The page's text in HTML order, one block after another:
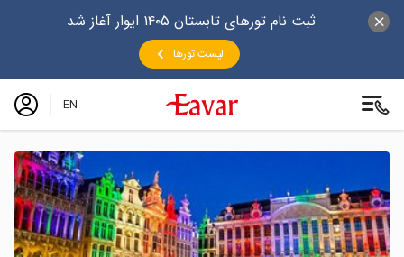
ثبت نام تورهای تابستان ۱۴۰۵ ایوار آغاز شد
لیست تورها
EN